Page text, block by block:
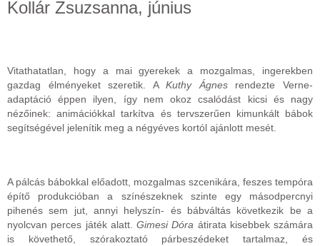
Kollár Zsuzsanna, június
Vitathatatlan, hogy a mai gyerekek a mozgalmas, ingerekben
gazdag élményeket szeretik. AKuthy Ágnesrendezte Verne-
adaptáció éppen ilyen, így nem okoz csalódást kicsi és nagy
nézőinek: animációkkal tarkítva és tervszerűen kimunkált bábok
segítségével jelenítik meg a négyéves kortól ajánlott mesét.
A pálcás bábokkal előadott, mozgalmas szcenikára, feszes tempóra
építő produkcióban a színészeknek szinte egy másodpercnyi
pihenés sem jut, annyi helyszín- és bábváltás következik be a
nyolcvan perces játék alatt. Gimesi Dóra átirata kisebbek számára
is követhető, szórakoztató párbeszédeket tartalmaz, és